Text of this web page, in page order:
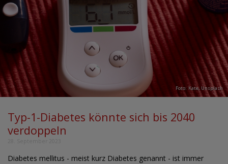
Foto: Kate, Unsplash
Typ-1-Diabetes könnte sich bis 2040
verdoppeln
Diabetes mellitus - meist kurz Diabetes genannt - ist immer